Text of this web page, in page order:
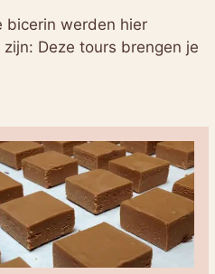
bicerin werden hier
Deze tours brengen je